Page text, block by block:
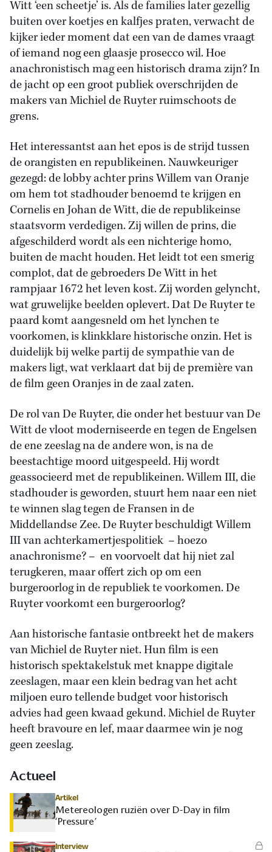
Witt ‘een scheetje’ is. Als de families later gezellig
buiten over koetjes en kalfjes praten, verwacht de
kijker ieder moment dat een van de dames vraagt
of iemand nog een glaasje prosecco wil. Hoe
anachronistisch mag een historisch drama zijn? In
de jacht op een groot publiek overschrijden de
makers van Michiel de Ruyter ruimschoots de
grens.
Het interessantst aan het epos is de strijd tussen
de orangisten en republikeinen. Nauwkeuriger
gezegd: de lobby achter prins Willem van Oranje
om hem tot stadhouder benoemd te krijgen en
Cornelis en Johan de Witt, die de republikeinse
staatsvorm verdedigen. Zij willen de prins, die
afgeschilderd wordt als een nichterige homo,
buiten de macht houden. Het leidt tot een smerig
complot, dat de gebroeders De Witt in het
rampjaar 1672 het leven kost. Zij worden gelyncht,
wat gruwelijke beelden oplevert. Dat De Ruyter te
paard komt aangesneld om het lynchen te
voorkomen, is klinkklare historische onzin. Het is
duidelijk bij welke partij de sympathie van de
makers ligt, wat verklaart dat bij de première van
de film geen Oranjes in de zaal zaten.
De rol van De Ruyter, die onder het bestuur van De
Witt de vloot moderniseerde en tegen de Engelsen
de ene zeeslag na de andere won, is na de
beestachtige moord uitgespeeld. Hij wordt
geassocieerd met de republikeinen. Willem III, die
stadhouder is geworden, stuurt hem naar een niet
te winnen slag tegen de Fransen in de
Middellandse Zee. De Ruyter beschuldigt Willem
III van achterkamertjespolitiek – hoezo
anachronisme? – en voorvoelt dat hij niet zal
terugkeren, maar offert zich op om een
burgeroorlog in de republiek te voorkomen. De
Ruyter voorkomt een burgeroorlog?
Aan historische fantasie ontbreekt het de makers
van Michiel de Ruyter niet. Hun film is een
historisch spektakelstuk met knappe digitale
zeeslagen, maar een klein bedrag van het acht
miljoen euro tellende budget voor historisch
advies had geen kwaad gekund. Michiel de Ruyter
heeft bravoure en lef, maar daarmee win je nog
geen zeeslag.
Actueel
Artikel
Metereologen ruziën over D-Day in film
‘Pressure’
Interview